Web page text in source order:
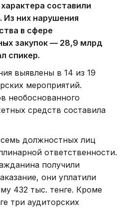
составили
Из них нарушения
в сфере
закупок — 28,9 млрд
спикер.
выявлены в 14 из 19
мероприятий.
необоснованного
средств составила
должностных лиц
ответственности.
получили
они уплатили
432 тыс. тенге. Кроме
три аудиторских